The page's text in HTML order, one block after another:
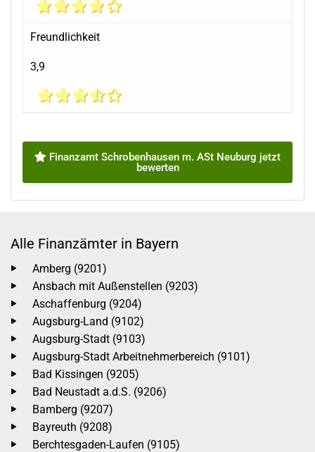
Freundlichkeit
3,9
Finanzamt Schrobenhausen m. ASt Neuburg jetzt
bewerten
Alle Finanzämter in Bayern
Amberg (9201)
Ansbach mit Außenstellen (9203)
Aschaffenburg (9204)
Augsburg-Land (9102)
Augsburg-Stadt (9103)
Augsburg-Stadt Arbeitnehmerbereich (9101)
Bad Kissingen (9205)
Bad Neustadt a.d.S. (9206)
Bamberg (9207)
Bayreuth (9208)
Berchtesgaden-Laufen (9105)